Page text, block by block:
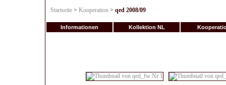
Startseite > Kooperation > qed 2008/09
Informationen Kollektion NL